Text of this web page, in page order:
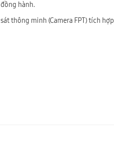
hành.
thông minh (Camera FPT) tích hợp